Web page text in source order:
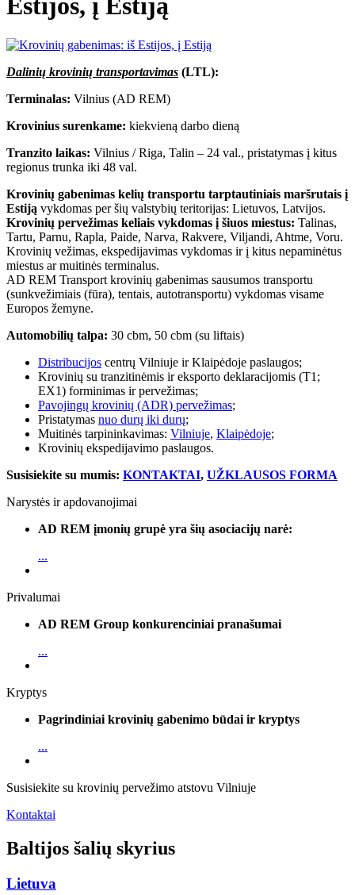
Estijos, į Estiją
Dalinių krovinių transportavimas (LTL):
Terminalas: Vilnius (AD REM)
Krovinius surenkame: kiekvieną darbo dieną
Tranzito laikas: Vilnius / Riga, Talin – 24 val., pristatymas į kitus
regionus trunka iki 48 val.
Krovinių gabenimas kelių transportu tarptautiniais maršrutais į
Estiją vykdomas per šių valstybių teritorijas: Lietuvos, Latvijos.
Krovinių pervežimas keliais vykdomas į šiuos miestus: Talinas,
Tartu, Parnu, Rapla, Paide, Narva, Rakvere, Viljandi, Ahtme, Voru.
Krovinių vežimas, ekspedijavimas vykdomas ir į kitus nepaminėtus
miestus ar muitinės terminalus.
AD REM Transport krovinių gabenimas sausumos transportu
(sunkvežimiais (fūra), tentais, autotransportu) vykdomas visame
Europos žemyne.
Automobilių talpa: 30 cbm, 50 cbm (su liftais)
Distribucijos centrų Vilniuje ir Klaipėdoje paslaugos;
Krovinių su tranzitinėmis ir eksporto deklaracijomis (T1;
EX1) forminimas ir pervežimas;
Pavojingų krovinių (ADR) pervežimas;
Pristatymas nuo durų iki durų;
Muitinės tarpininkavimas: Vilniuje, Klaipėdoje;
Krovinių ekspedijavimo paslaugos.
Susisiekite su mumis: KONTAKTAI, UŽKLAUSOS FORMA
Narystės ir apdovanojimai
AD REM įmonių grupė yra šių asociacijų narė:
...
Privalumai
AD REM Group konkurenciniai pranašumai
...
Kryptys
Pagrindiniai krovinių gabenimo būdai ir kryptys
...
Susisiekite su krovinių pervežimo atstovu Vilniuje
Kontaktai
Baltijos šalių skyrius
Lietuva